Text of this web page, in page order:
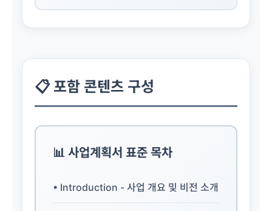
📋 포함 콘텐츠 구성
📊 사업계획서 표준 목차
• Introduction - 사업 개요 및 비전 소개